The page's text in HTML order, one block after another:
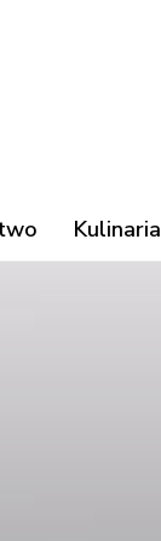
Kulinaria